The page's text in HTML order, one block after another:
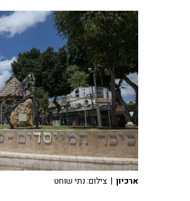
ארכיון | צילום: נתי שוחט